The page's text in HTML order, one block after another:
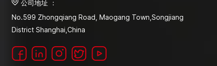
公司地址 ：
No.599 Zhongqiang Road, Maogang Town,Songjiang
District Shanghai,China